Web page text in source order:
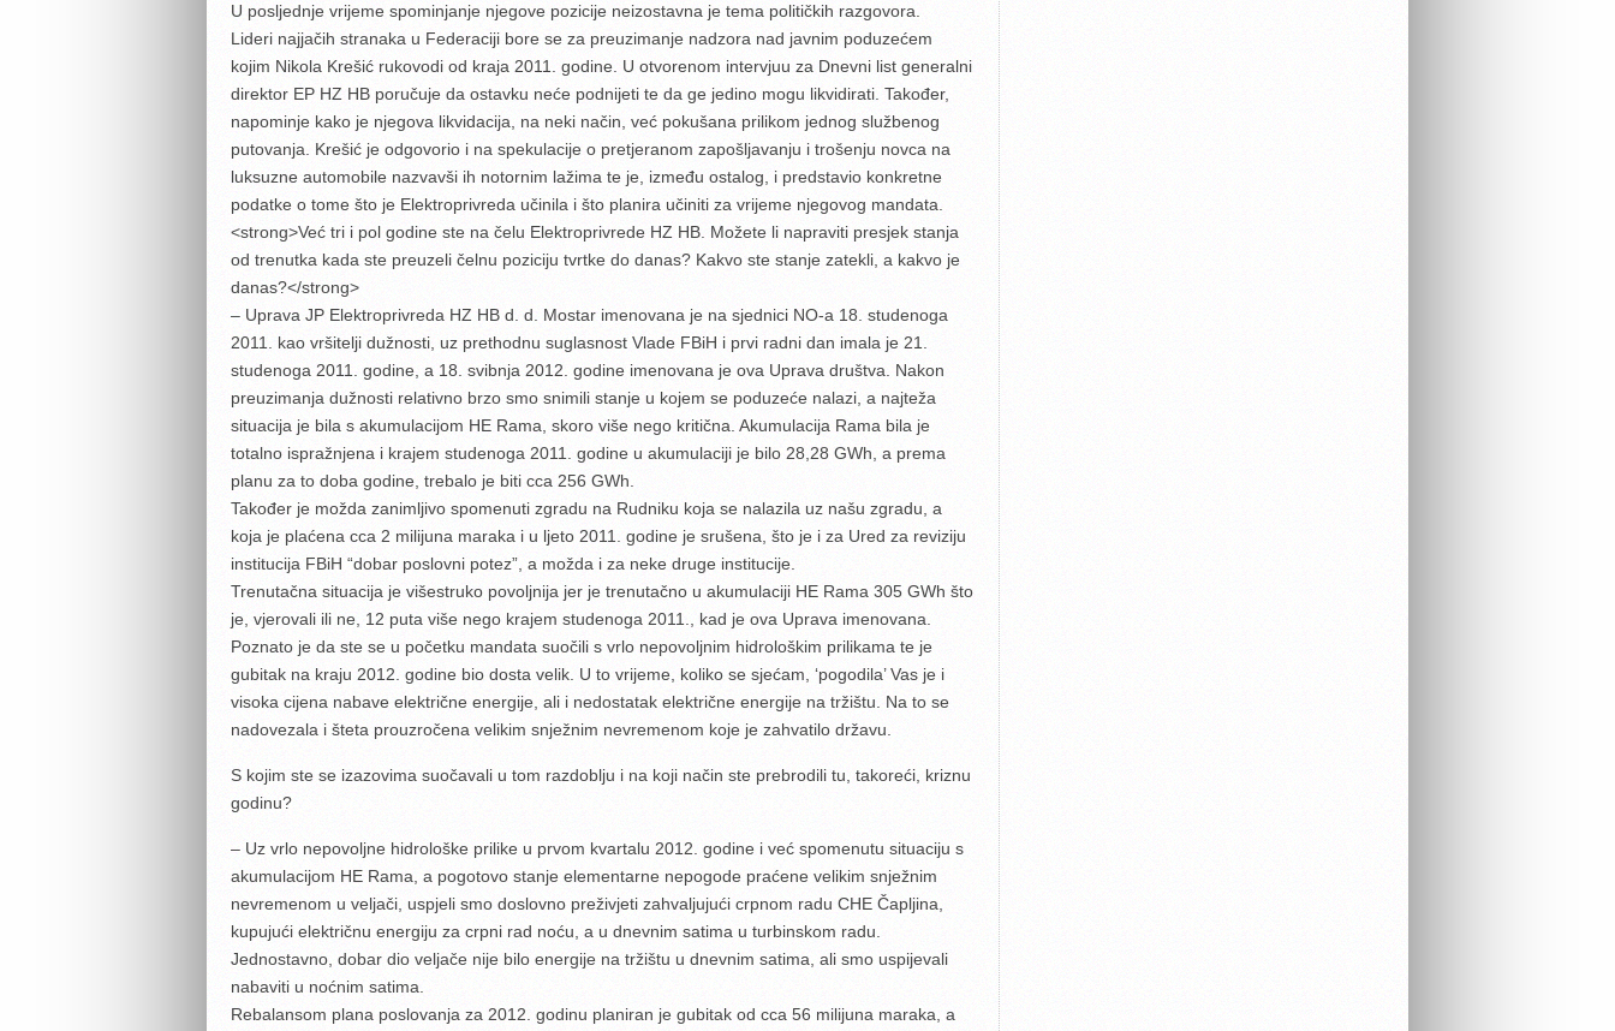
U posljednje vrijeme spominjanje njegove pozicije neizostavna je tema političkih razgovora.
Lideri najjačih stranaka u Federaciji bore se za preuzimanje nadzora nad javnim poduzećem
kojim Nikola Krešić rukovodi od kraja 2011. godine. U otvorenom intervjuu za Dnevni list generalni
direktor EP HZ HB poručuje da ostavku neće podnijeti te da ge jedino mogu likvidirati. Također,
napominje kako je njegova likvidacija, na neki način, već pokušana prilikom jednog službenog
putovanja. Krešić je odgovorio i na spekulacije o pretjeranom zapošljavanju i trošenju novca na
luksuzne automobile nazvavši ih notornim lažima te je, između ostalog, i predstavio konkretne
podatke o tome što je Elektroprivreda učinila i što planira učiniti za vrijeme njegovog mandata.
<strong>Već tri i pol godine ste na čelu Elektroprivrede HZ HB. Možete li napraviti presjek stanja
od trenutka kada ste preuzeli čelnu poziciju tvrtke do danas? Kakvo ste stanje zatekli, a kakvo je
danas?</strong>
– Uprava JP Elektroprivreda HZ HB d. d. Mostar imenovana je na sjednici NO-a 18. studenoga
2011. kao vršitelji dužnosti, uz prethodnu suglasnost Vlade FBiH i prvi radni dan imala je 21.
studenoga 2011. godine, a 18. svibnja 2012. godine imenovana je ova Uprava društva. Nakon
preuzimanja dužnosti relativno brzo smo snimili stanje u kojem se poduzeće nalazi, a najteža
situacija je bila s akumulacijom HE Rama, skoro više nego kritična. Akumulacija Rama bila je
totalno ispražnjena i krajem studenoga 2011. godine u akumulaciji je bilo 28,28 GWh, a prema
planu za to doba godine, trebalo je biti cca 256 GWh.
Također je možda zanimljivo spomenuti zgradu na Rudniku koja se nalazila uz našu zgradu, a
koja je plaćena cca 2 milijuna maraka i u ljeto 2011. godine je srušena, što je i za Ured za reviziju
institucija FBiH “dobar poslovni potez”, a možda i za neke druge institucije.
Trenutačna situacija je višestruko povoljnija jer je trenutačno u akumulaciji HE Rama 305 GWh što
je, vjerovali ili ne, 12 puta više nego krajem studenoga 2011., kad je ova Uprava imenovana.
Poznato je da ste se u početku mandata suočili s vrlo nepovoljnim hidrološkim prilikama te je
gubitak na kraju 2012. godine bio dosta velik. U to vrijeme, koliko se sjećam, ‘pogodila’ Vas je i
visoka cijena nabave električne energije, ali i nedostatak električne energije na tržištu. Na to se
nadovezala i šteta prouzročena velikim snježnim nevremenom koje je zahvatilo državu.
S kojim ste se izazovima suočavali u tom razdoblju i na koji način ste prebrodili tu, takoreći, kriznu
godinu?
– Uz vrlo nepovoljne hidrološke prilike u prvom kvartalu 2012. godine i već spomenutu situaciju s
akumulacijom HE Rama, a pogotovo stanje elementarne nepogode praćene velikim snježnim
nevremenom u veljači, uspjeli smo doslovno preživjeti zahvaljujući crpnom radu CHE Čapljina,
kupujući električnu energiju za crpni rad noću, a u dnevnim satima u turbinskom radu.
Jednostavno, dobar dio veljače nije bilo energije na tržištu u dnevnim satima, ali smo uspijevali
nabaviti u noćnim satima.
Rebalansom plana poslovanja za 2012. godinu planiran je gubitak od cca 56 milijuna maraka, a